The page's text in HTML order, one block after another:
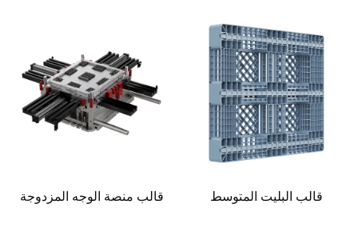
قالب منصة الوجه المزدوجة قالب البليت المتوسط